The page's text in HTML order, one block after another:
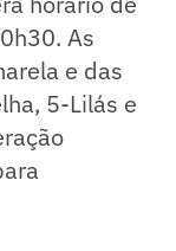
As
e das
5-Lilás e